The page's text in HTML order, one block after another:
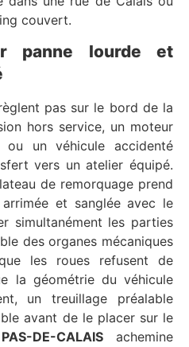
couvert.
panne lourde et
pas sur le bord de la
hors service, un moteur
ou un véhicule accidenté
vers un atelier équipé.
de remorquage prend
et sanglée avec le
simultanément les parties
des organes mécaniques
les roues refusent de
la géométrie du véhicule
un treuillage préalable
avant de le placer sur le
DE-CALAISachemine